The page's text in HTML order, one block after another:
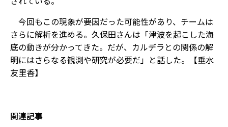
今回もこの現象が要因だった可能性があり、チームは
さらに解析を進める。久保田さんは「津波を起こした海
底の動きが分かってきた。だが、カルデラとの関係の解
明にはさらなる観測や研究が必要だ」と話した。【垂水
友里香】
関連記事